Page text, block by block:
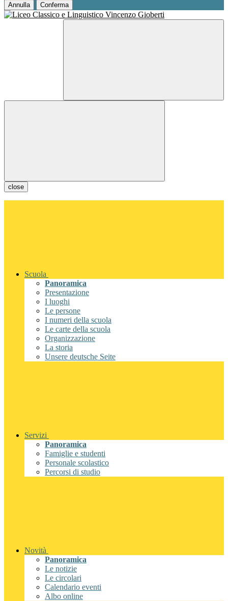
Annulla Conferma
close
Scuola
Panoramica
Presentazione
I luoghi
Le persone
I numeri della scuola
Le carte della scuola
Organizzazione
La storia
Unsere deutsche Seite
Servizi
Panoramica
Famiglie e studenti
Personale scolastico
Percorsi di studio
Novità
Panoramica
Le notizie
Le circolari
Calendario eventi
Albo online